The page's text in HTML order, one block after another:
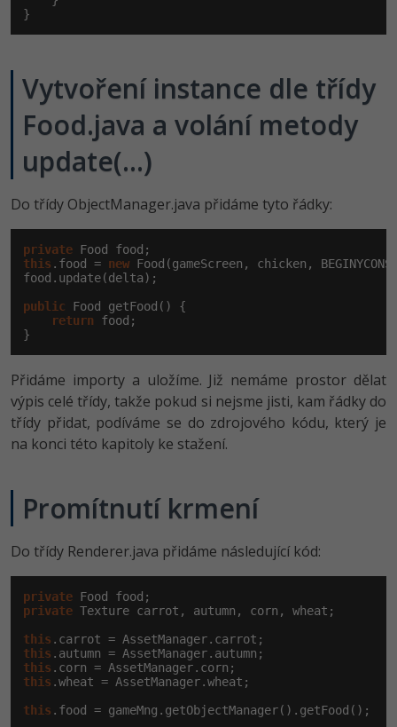
}
Vytvoření instance dle třídy
Food.java a volání metody
update(...)
Do třídy ObjectManager.java přidáme tyto řádky:
private
this .food = new Food(gameScreen, chicken,
food.update(delta);
public Food getFood() {
return food;
}
Přidáme importy a uložíme. Již nemáme prostor dělat
výpis celé třídy, takže pokud si nejsme jisti, kam řádky do
třídy přidat, podíváme se do zdrojového kódu, který je
na konci této kapitoly ke stažení.
Promítnutí krmení
Do třídy Renderer.java přidáme následující kód:
private
private Texture carrot, autumn, corn, wheat;
this
this
this
this .wheat = AssetManager.wheat;
this .food = gameMng.getObjectManager().getFood();